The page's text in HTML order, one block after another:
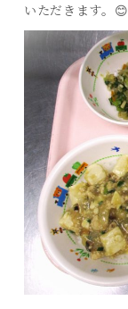
いただきます。😊